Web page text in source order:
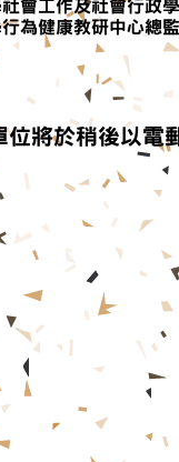
會工作及社會行政
為健康教研中心總監
位將於稍後以電